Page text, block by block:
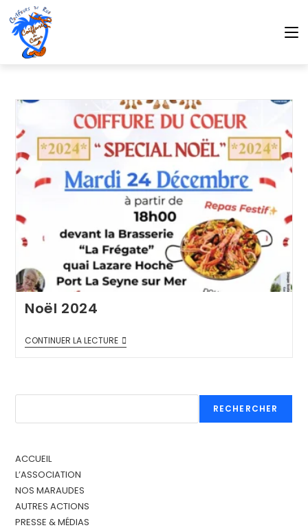
Noël 2024
CONTINUER LA LECTURE
RECHERCHER
ACCUEIL
L’ASSOCIATION
NOS MARAUDES
AUTRES ACTIONS
PRESSE & MÉDIAS